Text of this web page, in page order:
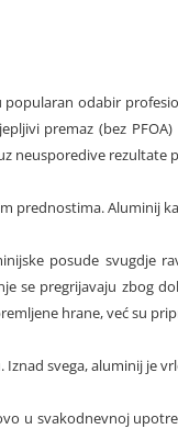
odabir
premaz (bez
neusporedive rezultate
prednostima. Aluminij
posude svugdje
se pregrijavaju zbog
hrane, već su
svega, aluminij je
u svakodnevnoj